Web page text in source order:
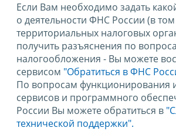
Если Вам необходимо задать
о деятельности ФНС России (в
территориальных налоговых
получить разъяснения по
налогообложения - Вы можете
сервисом "Обратиться в ФНС
По вопросам функционирования
сервисов и программного
России Вы можете обратиться в
технической поддержки".